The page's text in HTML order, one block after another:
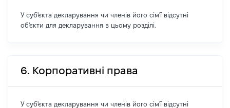
У суб'єкта декларування чи членів його сім'ї відсутні
об'єкти для декларування в цьому розділі.
6. Корпоративні права
У суб'єкта декларування чи членів його сім'ї відсутні